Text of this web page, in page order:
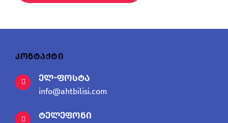
კონტაქტი
ელ-ფოსტა
info@ahtbilisi.com
ტელეფონი